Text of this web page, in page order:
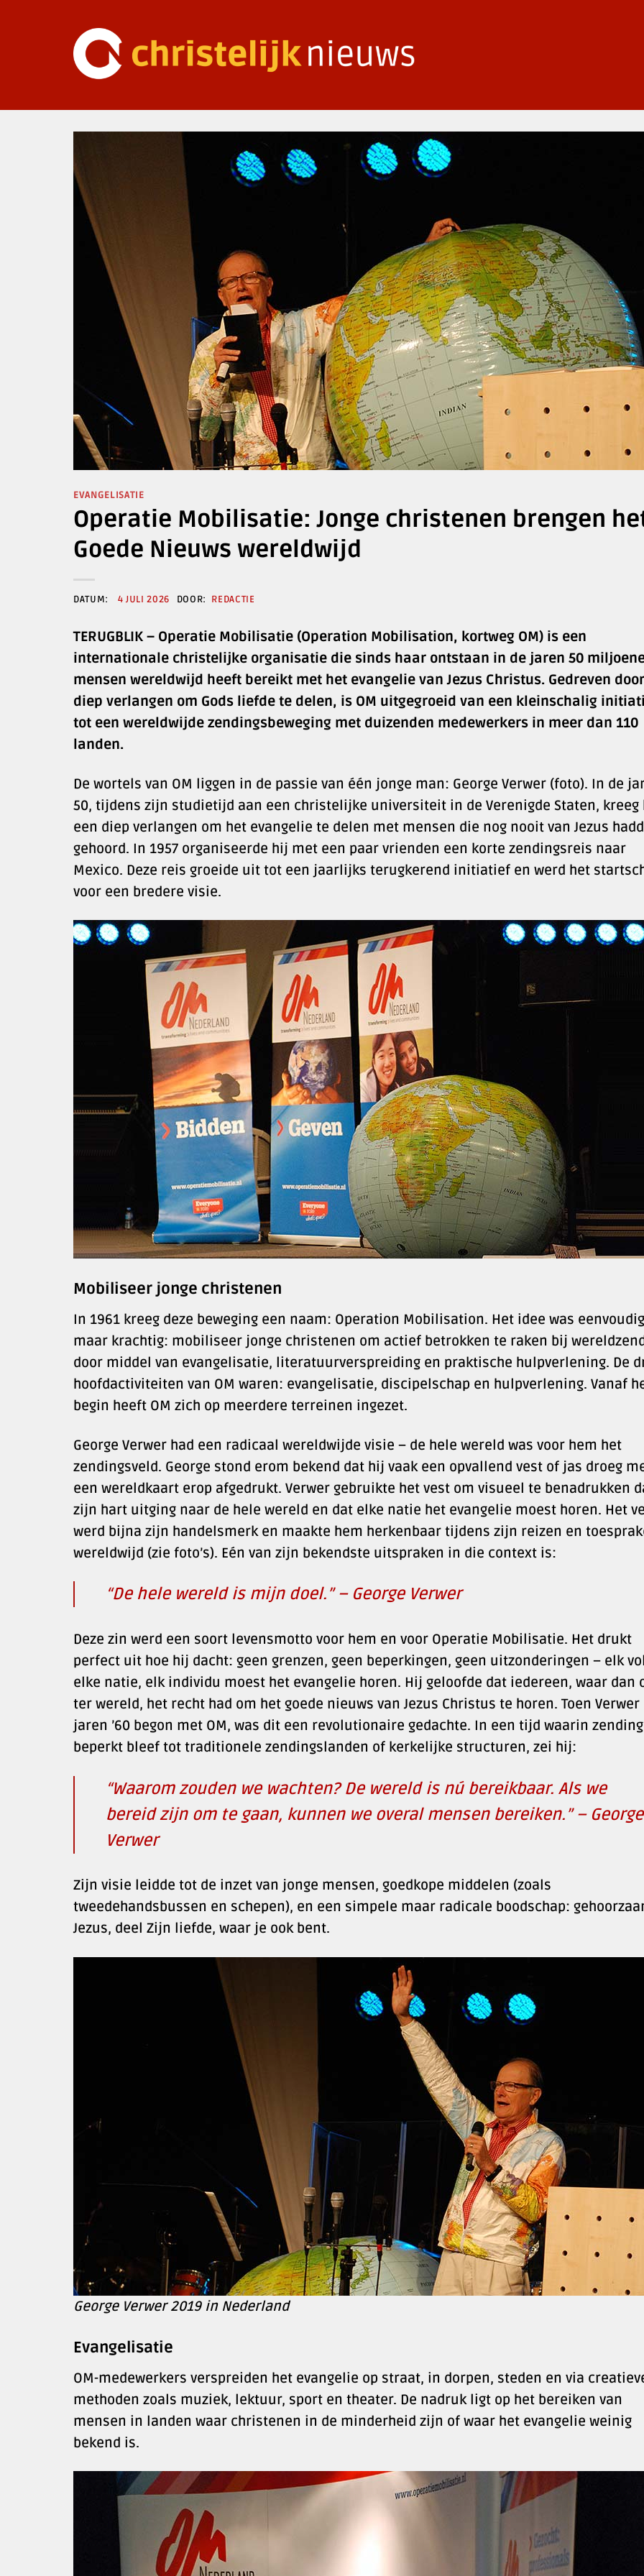
EVANGELISATIE
Operatie Mobilisatie: Jonge christenen brengen
Goede Nieuws wereldwijd
4 JULI 2026 REDACTIE
TERUGBLIK – Operatie Mobilisatie (Operation Mobilisation, kortweg OM) is een
internationale christelijke organisatie die sinds haar ontstaan in de jaren 50
mensen wereldwijd heeft bereikt met het evangelie van Jezus Christus. Gedreven
diep verlangen om Gods liefde te delen, is OM uitgegroeid van een kleinschalig
tot een wereldwijde zendingsbeweging met duizenden medewerkers in meer dan 110
landen.
De wortels van OM liggen in de passie van één jonge man: George Verwer (foto). In de
50, tijdens zijn studietijd aan een christelijke universiteit in de Verenigde Staten, kreeg
een diep verlangen om het evangelie te delen met mensen die nog nooit van Jezus
gehoord. In 1957 organiseerde hij met een paar vrienden een korte zendingsreis naar
Mexico. Deze reis groeide uit tot een jaarlijks terugkerend initiatief en werd het
voor een bredere visie.
Mobiliseer jonge christenen
In 1961 kreeg deze beweging een naam: Operation Mobilisation. Het idee was eenvoudig
maar krachtig: mobiliseer jonge christenen om actief betrokken te raken bij
door middel van evangelisatie, literatuurverspreiding en praktische hulpverlening. De
hoofdactiviteiten van OM waren: evangelisatie, discipelschap en hulpverlening. Vanaf
begin heeft OM zich op meerdere terreinen ingezet.
George Verwer had een radicaal wereldwijde visie – de hele wereld was voor hem het
zendingsveld. George stond erom bekend dat hij vaak een opvallend vest of jas droeg
een wereldkaart erop afgedrukt. Verwer gebruikte het vest om visueel te benadrukken
zijn hart uitging naar de hele wereld en dat elke natie het evangelie moest horen. Het
werd bijna zijn handelsmerk en maakte hem herkenbaar tijdens zijn reizen en
wereldwijd (zie foto’s). Eén van zijn bekendste uitspraken in die context is:
“De hele wereld is mijn doel.” – George Verwer
Deze zin werd een soort levensmotto voor hem en voor Operatie Mobilisatie. Het drukt
perfect uit hoe hij dacht: geen grenzen, geen beperkingen, geen uitzonderingen – elk
elke natie, elk individu moest het evangelie horen. Hij geloofde dat iedereen, waar dan
ter wereld, het recht had om het goede nieuws van Jezus Christus te horen. Toen
jaren ’60 begon met OM, was dit een revolutionaire gedachte. In een tijd waarin
beperkt bleef tot traditionele zendingslanden of kerkelijke structuren, zei hij:
“Waarom zouden we wachten? De wereld is nú bereikbaar. Als we
bereid zijn om te gaan, kunnen we overal mensen bereiken.” – George
Verwer
Zijn visie leidde tot de inzet van jonge mensen, goedkope middelen (zoals
tweedehandsbussen en schepen), en een simpele maar radicale boodschap:
Jezus, deel Zijn liefde, waar je ook bent.
George Verwer 2019 in Nederland
Evangelisatie
OM-medewerkers verspreiden het evangelie op straat, in dorpen, steden en via
methoden zoals muziek, lektuur, sport en theater. De nadruk ligt op het bereiken van
mensen in landen waar christenen in de minderheid zijn of waar het evangelie weinig
bekend is.